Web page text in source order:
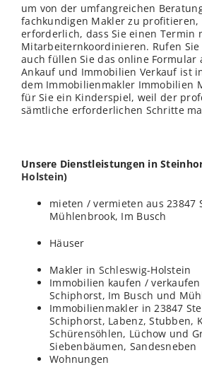
um von der umfangreichen
fachkundigen Makler zu profitieren,
erforderlich, dass Sie einen Termin
Mitarbeiternkoordinieren. Rufen
auch füllen Sie das online Formular
Ankauf und Immobilien Verkauf ist
dem Immobilienmakler Immobilien
für Sie ein Kinderspiel, weil der
sämtliche erforderlichen Schritte
Unsere Dienstleistungen in
Holstein)
mieten / vermieten aus 23847
Mühlenbrook, Im Busch
Häuser
Makler in Schleswig-Holstein
Immobilien kaufen /
Schiphorst, Im Busch und
Immobilienmakler in 23847
Schiphorst, Labenz, Stubben,
Schürensöhlen, Lüchow und
Siebenbäumen, Sandesneben
Wohnungen